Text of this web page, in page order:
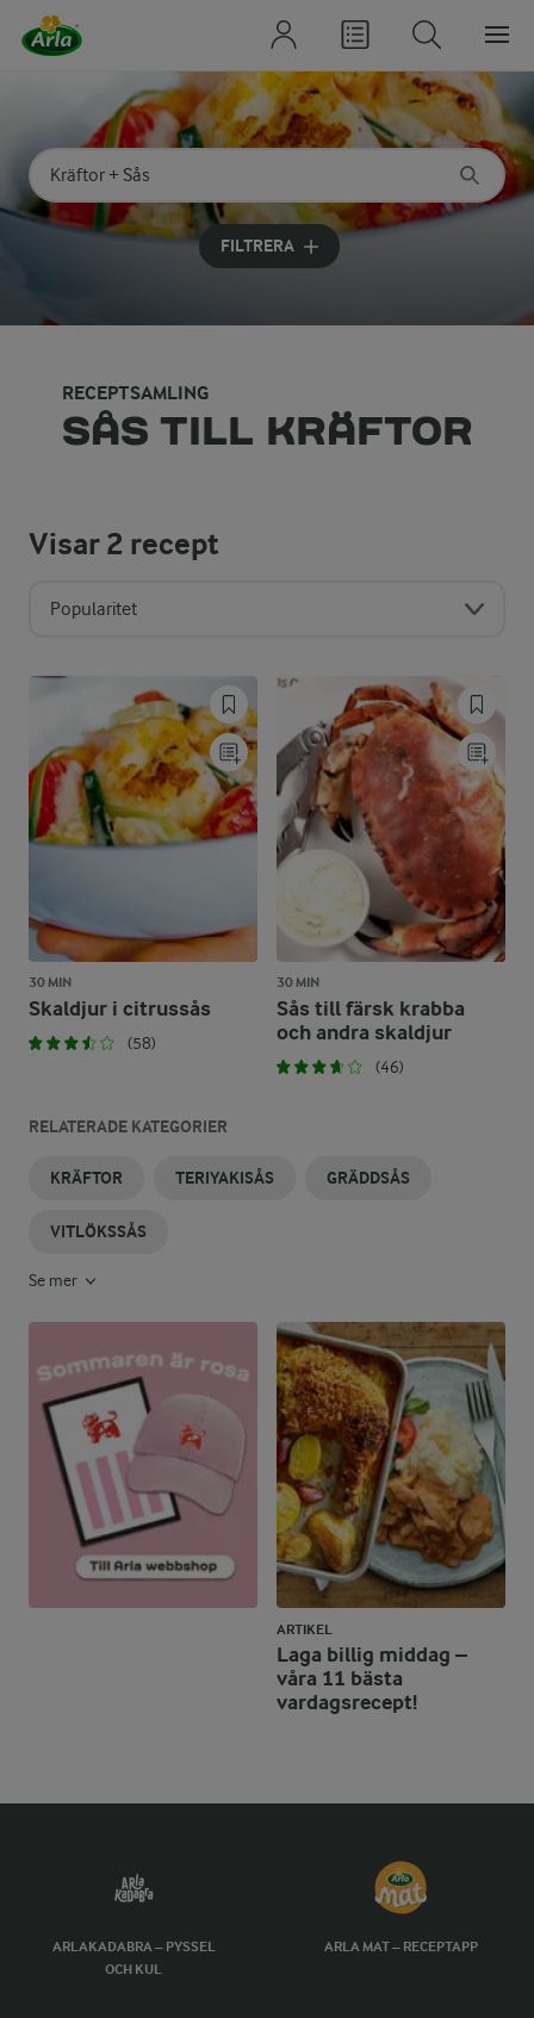
Sök på kategori eller ingrediens
Skriv in sökord för att få förslag
FILTRERA
RECEPTSAMLING
SÅS TILL KRÄFTOR
Visar2 recept
Popularitet
30 MIN
Skaldjur i citrussås
(58)
30 MIN
Sås till färsk krabba
och andra skaldjur
(46)
RELATERADE KATEGORIER
KRÄFTOR TERIYAKISÅS GRÄDDSÅS
VITLÖKSSÅS
Se mer
ARTIKEL
Laga billig middag –
våra 11 bästa
vardagsrecept!
ARLAKADABRA – PYSSEL
OCH KUL
ARLA MAT – RECEPTAPP